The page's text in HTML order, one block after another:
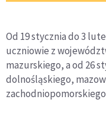
Od 19 stycznia do 3
uczniowie z
mazurskiego, a od 26
dolnośląskiego,